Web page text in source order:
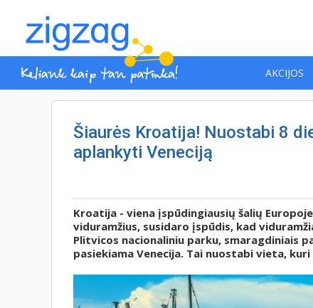
AKCIJOS
Šiaurės Kroatija! Nuostabi 8
aplankyti Veneciją
Kroatija - viena įspūdingiausių šalių
viduramžius, susidaro įspūdis, kad
Plitvicos nacionaliniu parku, smaragdiniais
pasiekiama Venecija. Tai nuostabi vieta,